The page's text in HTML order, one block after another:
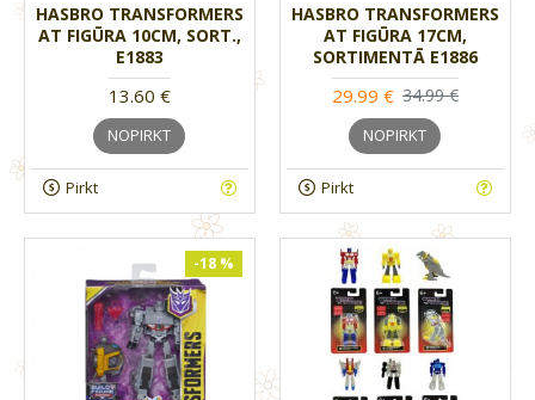
HASBRO TRANSFORMERS
AT FIGŪRA 10CM, SORT.,
E1883
13.60 €
NOPIRKT
Pirkt
HASBRO TRANSFORMERS
AT FIGŪRA 17CM,
SORTIMENTĀ E1886
29.99 € 34.99 €
NOPIRKT
Pirkt
-18 %